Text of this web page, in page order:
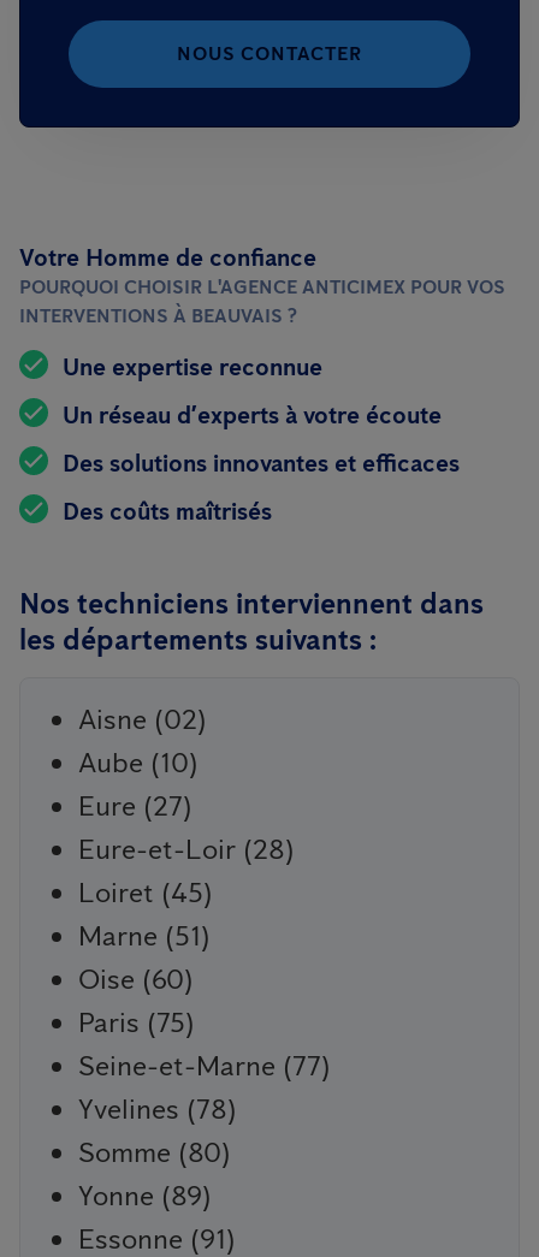
NOUS CONTACTER
Votre Homme de confiance
POURQUOI CHOISIR L'AGENCE ANTICIMEX POUR VOS
INTERVENTIONS À BEAUVAIS ?
Une expertise reconnue
Un réseau d’experts à votre écoute
Des solutions innovantes et efficaces
Des coûts maîtrisés
Nos techniciens interviennent dans
les départements suivants :
Aisne (02)
Aube (10)
Eure (27)
Eure-et-Loir (28)
Loiret (45)
Marne (51)
Oise (60)
Paris (75)
Seine-et-Marne (77)
Yvelines (78)
Somme (80)
Yonne (89)
Essonne (91)